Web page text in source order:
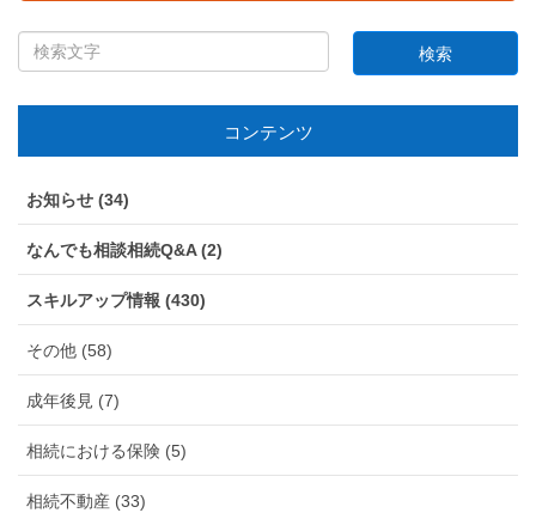
コンテンツ
お知らせ (34)
なんでも相談相続Q&A (2)
スキルアップ情報 (430)
その他 (58)
成年後見 (7)
相続における保険 (5)
相続不動産 (33)